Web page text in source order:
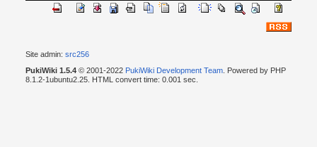
Site admin: src256
PukiWiki 1.5.4© 2001-2022 PukiWiki Development Team. Powered by PHP
8.1.2-1ubuntu2.25. HTML convert time: 0.001 sec.